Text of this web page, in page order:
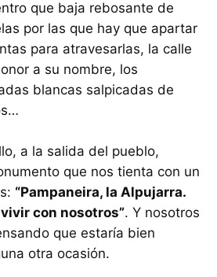
que baja rebosante de
por las que hay que apartar
para atravesarlas, la calle
a su nombre, los
blancas salpicadas de
a la salida del pueblo,
que nos tienta con un
“Pampaneira, la Alpujarra.
con nosotros”. Y nosotros
que estaría bien
otra ocasión.